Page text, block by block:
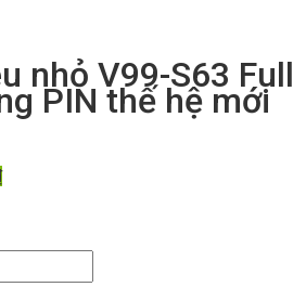
nhỏ V99-S63 Full
PIN thế hệ mới